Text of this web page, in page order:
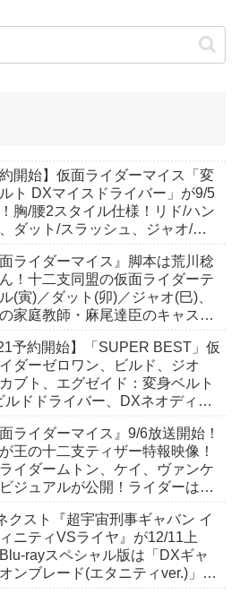
約開始】仮面ライダーマイス「変
ト DXマイスドライバー」が9/5
胸/腰2スタイル仕様！リド/ハン
ダット/スラッシュ、ジャオ/バ
面ライダーマイス』脚本は荒川稔
！十二支同盟の仮面ライダーテ
(寅)／ダット(卯)／ジャオ(巳)、
家庭教師・麻尾達臣のキャスト
変身！
21予約開始】「SUPER BEST」仮
ダーゼロワン、ビルド、ジオ
ブト、エグゼイド：変身ベルト
ルドドライバー、DXネオディケ
点！
面ライダーマイス』9/6放送開始！
王の十二支ティザー特報映像！
イダームトン、ケイ、ヴァンケ
ジュアルが公開！ライダーは子
クスト『超宇宙刑事ギャバン イ
ニティVSライヤ』が12/11上
rayスペシャル版は「DXギャ
ンブレード(エタニティver.)」